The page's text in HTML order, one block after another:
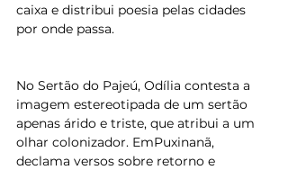
caixa e distribui poesia pelas cidades
por onde passa.
No Sertão do Pajeú, Odília contesta a
imagem estereotipada de um sertão
apenas árido e triste, que atribui a um
olhar colonizador. EmPuxinanã,
declama versos sobre retorno e